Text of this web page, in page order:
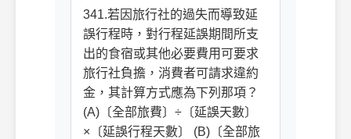
341.若因旅行社的過失而導致延
誤行程時，對行程延誤期間所支
出的食宿或其他必要費用可要求
旅行社負擔，消費者可請求違約
金，其計算方式應為下列那項？
(A)〔全部旅費〕÷〔延誤天數〕
×〔延誤行程天數〕 (B)〔全部旅